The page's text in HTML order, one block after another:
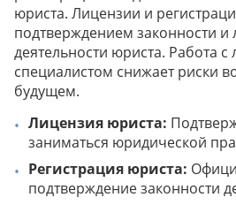
юриста. Лицензии и
подтверждением законности и
деятельности юриста. Работа
специалистом снижает риски
будущем.
Лицензия юриста:
заниматься юридической
Регистрация юриста:
подтверждение законности